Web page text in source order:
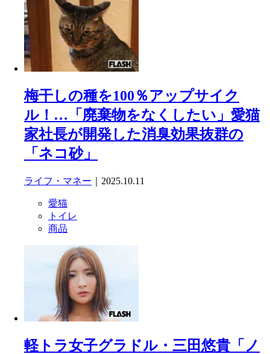
梅干しの種を100％アップサイク
ル！…「廃棄物をなくしたい」愛猫
家社長が開発した消臭効果抜群の
「ネコ砂」
ライフ・マネー ｜2025.10.11
愛猫
トイレ
商品
軽トラ女子グラドル・三田悠貴「ノ